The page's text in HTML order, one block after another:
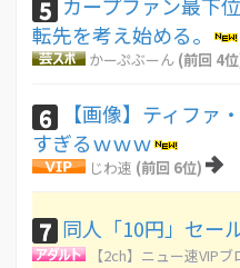
5 カープファン最下
転先を考え始める。
かーぷぶーん (前回 4
6
【画像】ティファ
すぎるｗｗｗ
じわ速 (前回 6位)
7 同人「10円」セー
【2ch】ニュー速VIP